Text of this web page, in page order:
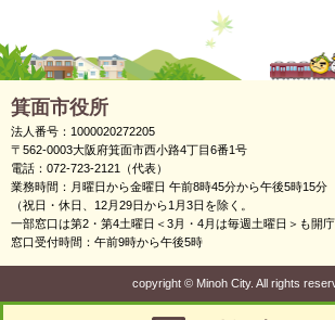
箕面市役所
法人番号：1000020272205
〒562-0003大阪府箕面市西小路4丁目6番1号
電話：072-723-2121（代表）
業務時間：月曜日から金曜日 午前8時45分から午後5時15分
（祝日・休日、12月29日から1月3日を除く。
一部窓口は第2・第4土曜日＜3月・4月は毎週土曜日＞も開庁
窓口受付時間：午前9時から午後5時
copyright ©Minoh City. All rights